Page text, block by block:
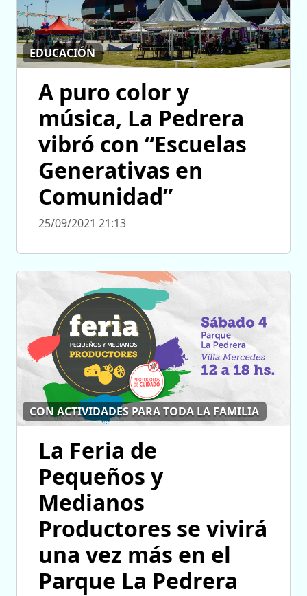
EDUCACIÓN
A puro color y
música, La Pedrera
vibró con “Escuelas
Generativas en
Comunidad”
25/09/2021 21:13
CON ACTIVIDADES PARA TODA LA FAMILIA
La Feria de
Pequeños y
Medianos
Productores se vivirá
una vez más en el
Parque La Pedrera